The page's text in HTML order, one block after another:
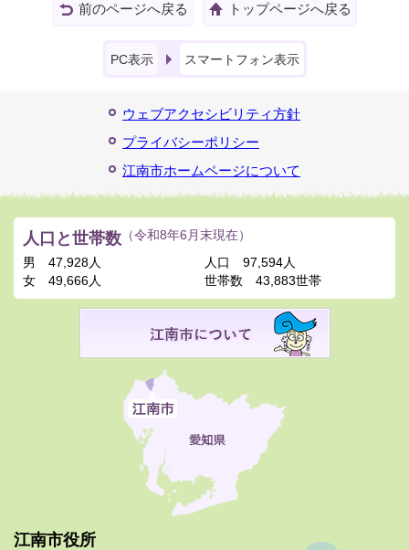
前のページへ戻る トップページへ戻る
PC表示 スマートフォン表示
ウェブアクセシビリティ方針
プライバシーポリシー
江南市ホームページについて
江南市役所
人口と世帯数 （令和8年6月末現在）
男
47,928人
女
49,666人
人口
97,594人
世帯数
43,883世帯